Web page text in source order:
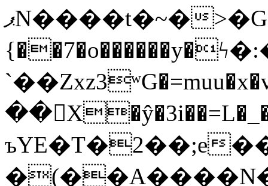
ޕN����t�~�>�G�{�Wރ�sl̞�@x_:�ˏ��՛��zU;wk�F�m�q}
ъYE�T�2��;e